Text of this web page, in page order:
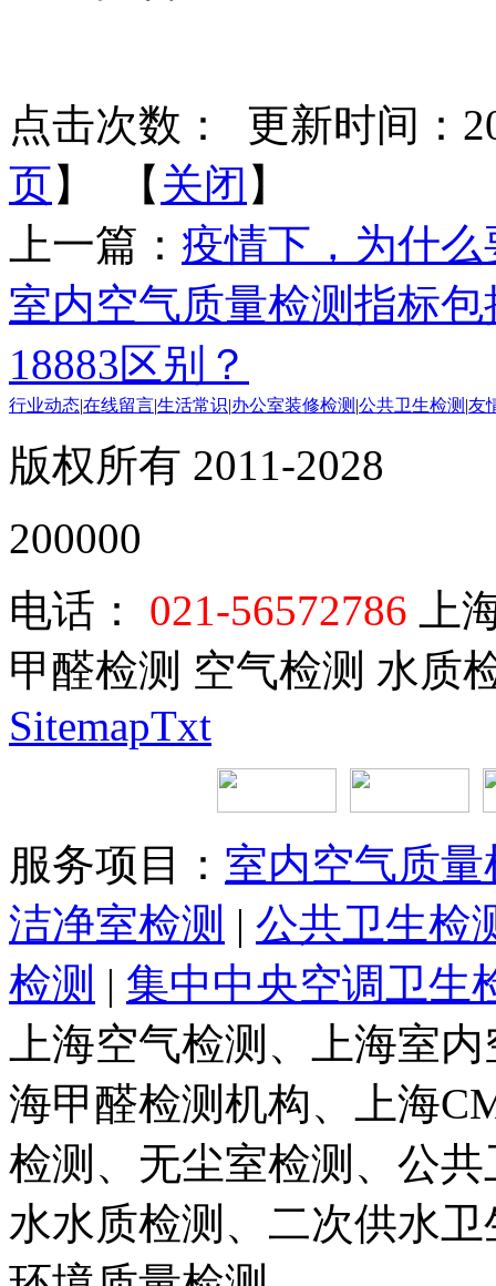
点击次数：
更新时间：
页】 【 关闭 】
上一篇： 疫情下，为什
室内空气质量检测指标
18883区别？
行业动态在线留言生活常识 办公室装修检测 公共卫生检测 友
版权所有 2011-2028
200000
电话：
021-56572786 上
甲醛检测 空气检测 水质
SitemapTxt
服务项目： 室内空气质量
洁净室检测 | 公共卫生检
检测 | 集中中央空调卫生
上海空气检测、上海室
海甲醛检测机构、上海
检测、无尘室检测、公
水水质检测、二次供水